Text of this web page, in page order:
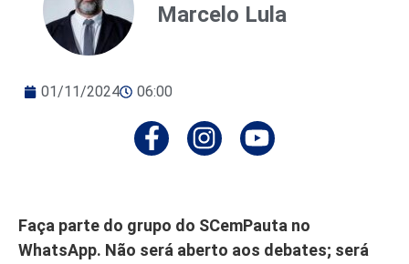
Marcelo Lula
01/11/2024 06:00
Faça parte do grupo do SCemPauta no
WhatsApp. Não será aberto aos debates; será